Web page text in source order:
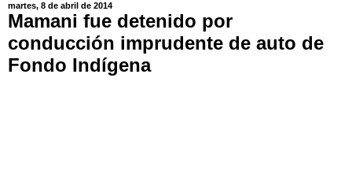
martes, 8 de abril de 2014
Mamani fue detenido por
conducción imprudente de auto de
Fondo Indígena